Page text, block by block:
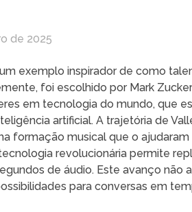
de 2025
exemplo inspirador de como
foi escolhido por Mark
em tecnologia do mundo, que
artificial. A trajetória de
formação musical que o
revolucionária permite
de áudio. Este avanço não
para conversas em